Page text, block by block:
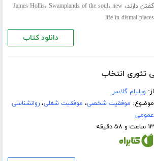
گفتن دارند، James Hollis، Swamplands of the soul، new
life in dismal places
دانلود کتاب
تئوری انتخاب
از: ویلیام گلاسر
موضوع: موفقیت شخصی، موفقیت شغلی،روانشناسی
عمومی
۱۳ ساعت و ۵۸ دقیقه